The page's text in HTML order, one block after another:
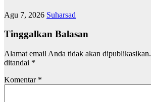
Agu 7, 2026 Suharsad
Tinggalkan Balasan
Alamat email Anda tidak akan dipublikasikan.
ditandai *
Komentar *